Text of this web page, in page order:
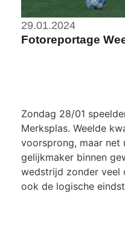
29.01.2024
Fotoreportage
Zondag 28/01
Merksplas. Weelde
voorsprong, maar net
gelijkmaker binnen
wedstrijd zonder veel
ook de logische